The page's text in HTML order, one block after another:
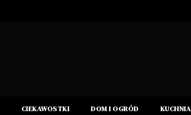
CIEKAWOSTKI DOM I OGRÓD KUCHNIA